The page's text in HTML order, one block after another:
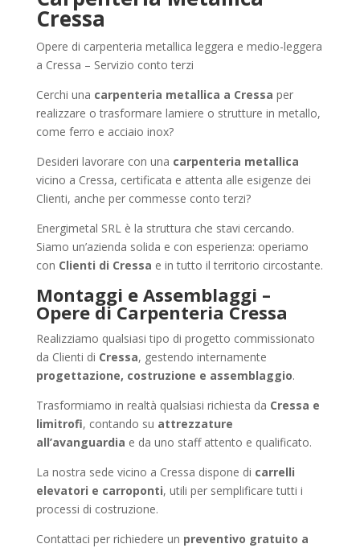
Cressa
Opere di carpenteria metallica leggera e medio-leggera
a Cressa – Servizio conto terzi
Cerchi una carpenteria metallica a Cressa per
realizzare o trasformare lamiere o strutture in metallo,
come ferro e acciaio inox?
Desideri lavorare con una carpenteria metallica
vicino a Cressa, certificata e attenta alle esigenze dei
Clienti, anche per commesse conto terzi?
Energimetal SRL è la struttura che stavi cercando.
Siamo un’azienda solida e con esperienza: operiamo
con Clienti di Cressa e in tutto il territorio circostante.
Montaggi e Assemblaggi –
Opere di Carpenteria Cressa
Realizziamo qualsiasi tipo di progetto commissionato
da Clienti di Cressa, gestendo internamente
progettazione, costruzione e assemblaggio.
Trasformiamo in realtà qualsiasi richiesta da Cressa e
limitrofi, contando su attrezzature
all’avanguardia e da uno staff attento e qualificato.
La nostra sede vicino a Cressa dispone di carrelli
elevatori e carroponti, utili per semplificare tutti i
processi di costruzione.
Contattaci per richiedere un preventivo gratuito a